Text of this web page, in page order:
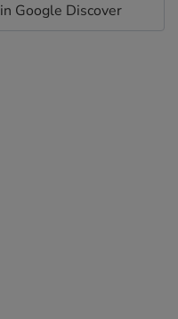
in Google Discover